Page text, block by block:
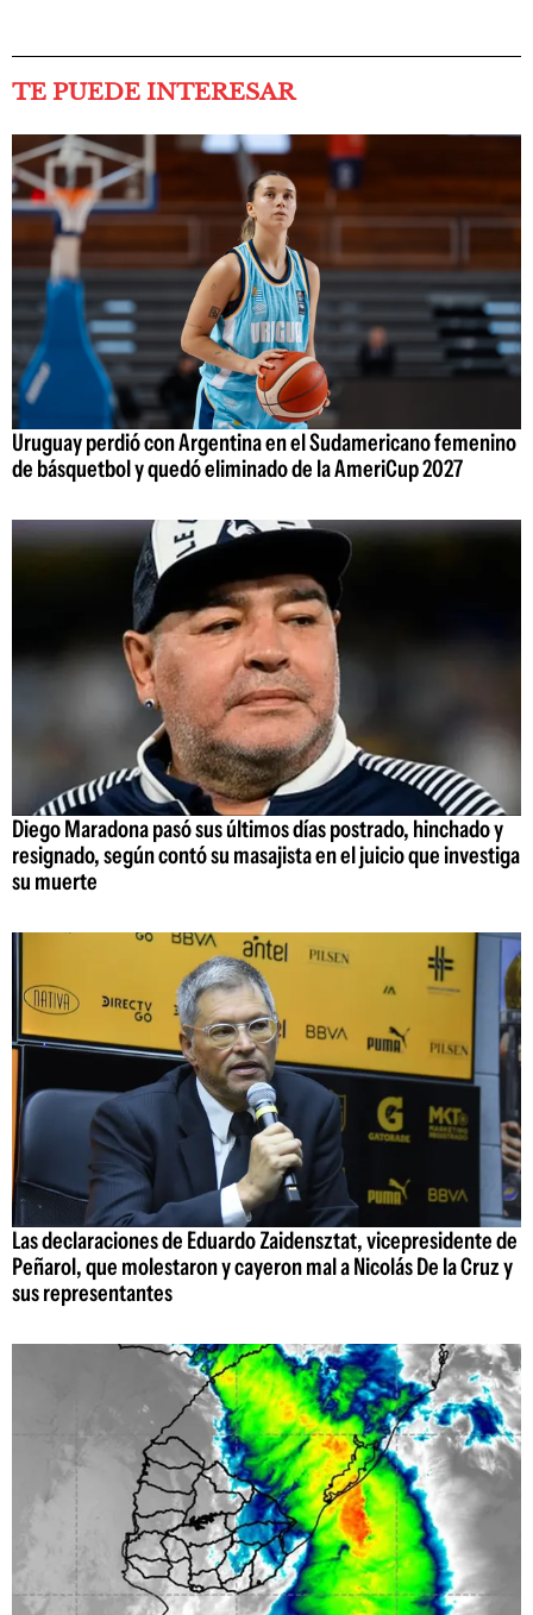
TE PUEDE INTERESAR
Uruguay perdió con Argentina en el Sudamericano femenino
de básquetbol y quedó eliminado de la AmeriCup 2027
Diego Maradona pasó sus últimos días postrado, hinchado y
resignado, según contó su masajista en el juicio que investiga
su muerte
Las declaraciones de Eduardo Zaidensztat, vicepresidente de
Peñarol, que molestaron y cayeron mal a Nicolás De la Cruz y
sus representantes